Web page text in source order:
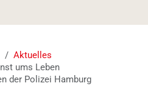
Aktuelles
ums Leben
der Polizei Hamburg